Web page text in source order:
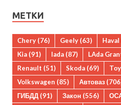
МЕТКИ
Chery (76) Geely (63) Haval
Kia (91) lada (87) LAda
Renault (51) Skoda (69)
Volkswagen (85) Автоваз
ГИБДД (91) Закон (556)